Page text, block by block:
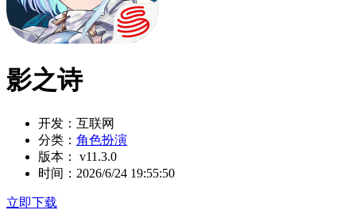
影之诗
开发： 互联网
分类： 角色扮演
版本：
v11.3.0
时间： 2026/6/24 19:55:50
立即下载